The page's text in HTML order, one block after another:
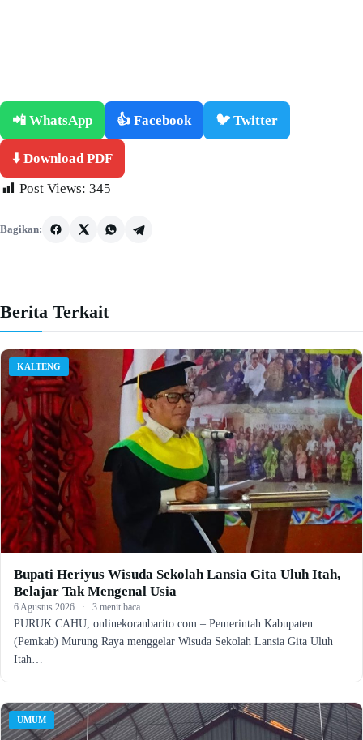
📲 WhatsApp 👍 Facebook 🐦 Twitter
⬇️ Download PDF
Post Views: 345
Bagikan:
Berita Terkait
KALTENG
Bupati Heriyus Wisuda Sekolah Lansia Gita Uluh Itah,
Belajar Tak Mengenal Usia
6 Agustus 2026 · 3 menit baca
PURUK CAHU, onlinekoranbarito.com – Pemerintah Kabupaten
(Pemkab) Murung Raya menggelar Wisuda Sekolah Lansia Gita Uluh
Itah…
UMUM